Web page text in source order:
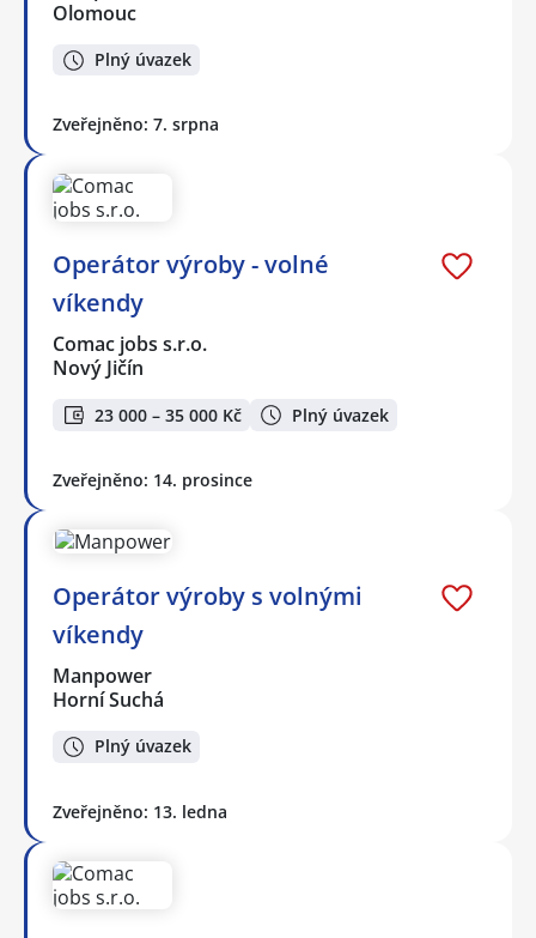
Olomouc
Plný úvazek
Zveřejněno: 7. srpna
Operátor výroby - volné
víkendy
Comac jobs s.r.o.
Nový Jičín
23 000 – 35 000 Kč Plný úvazek
Zveřejněno: 14. prosince
Operátor výroby s volnými
víkendy
Manpower
Horní Suchá
Plný úvazek
Zveřejněno: 13. ledna